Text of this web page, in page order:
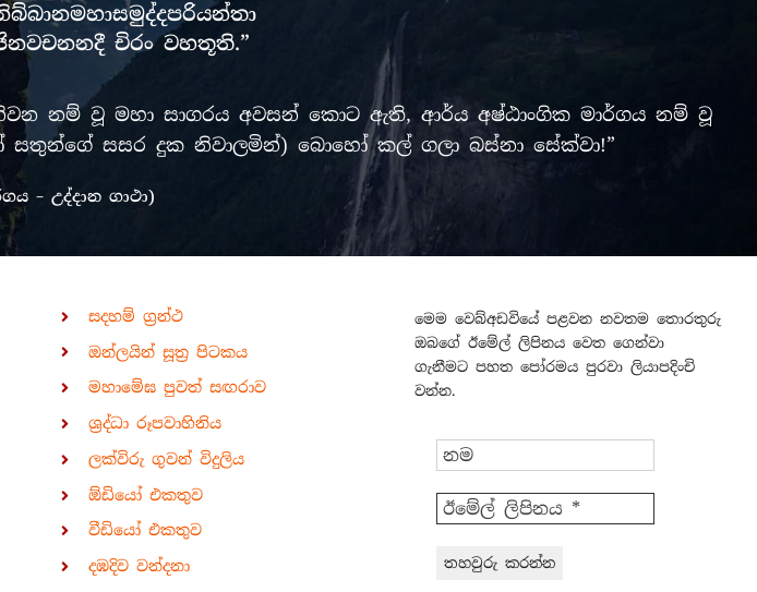
චිරං වහතූති.”
නම් වූ මහා සාගරය අවසන් කොට ඇති, ආර්ය අෂ්ඨාංගික මාර්ගය නම් වූ
සසර දුක නිවාලමින්) බොහෝ කල් ගලා බස්නා සේක්වා!”
– උද්දාන ගාථා)
සදහම් ග්‍රන්ථ
ඔන්ලයින් සූත්‍ර පිටකය
මහාමේඝ පුවත් සඟරාව
ශ්‍රද්ධා රූපවාහිනිය
ලක්විරු ගුවන් විදුලිය
ඕඩියෝ එකතුව
වීඩියෝ එකතුව
දඹදිව වන්දනා
මෙම වෙබ්අඩවියේ පළවන නවතම තොරතුරු
ඔබගේ ඊමේල් ලිපිනය වෙත ගෙන්වා
ගැනීමට පහත පෝරමය පුරවා ලියාපදිංචි
වන්න.